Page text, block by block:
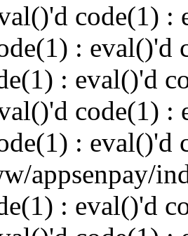
code(1) :
: eval()'d
: eval()'d
code(1) :
: eval()'d
appsenpay/
: eval()'d